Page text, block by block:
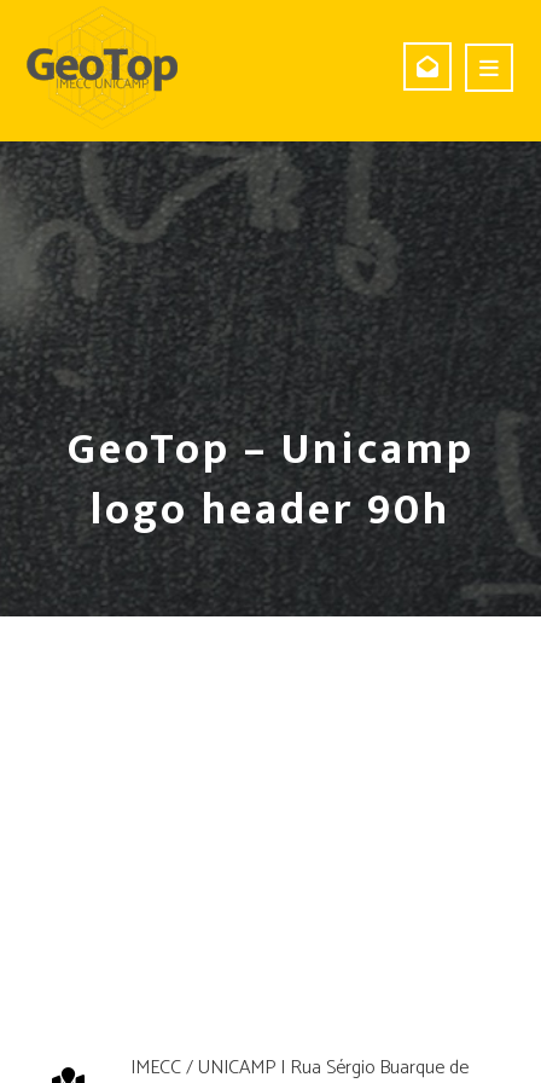
GeoTop – Unicamp
logo header 90h
IMECC / UNICAMP | Rua Sérgio Buarque de